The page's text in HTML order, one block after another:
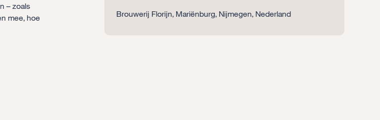
– zoals
mee, hoe
Brouwerij Florijn, Mariënburg, Nijmegen, Nederland